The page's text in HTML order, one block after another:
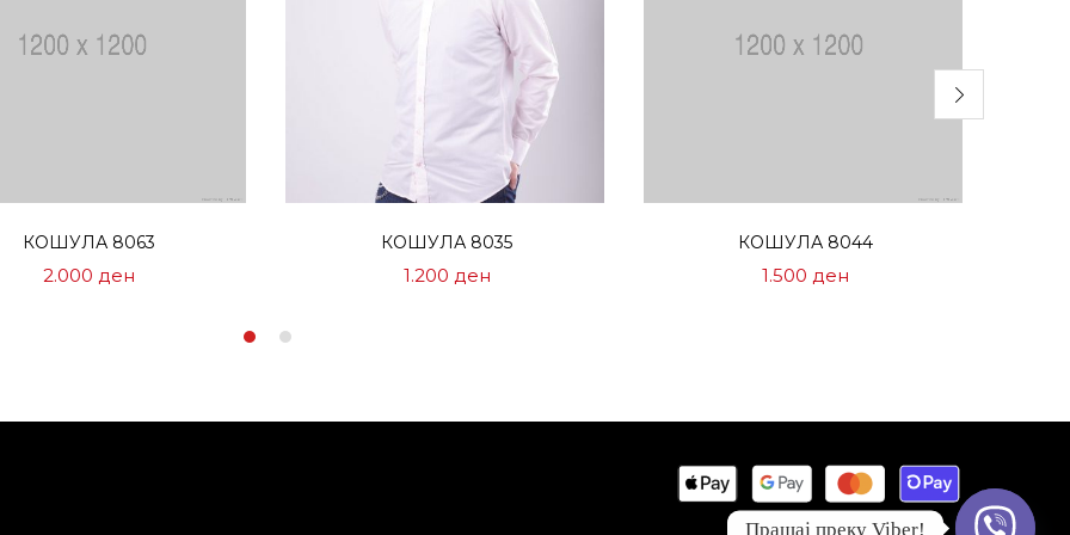
КОШУЛА 8063
2.000 ден
КОШУЛА 8035
1.200 ден
КОШУЛА 8044
1.500 ден
Прашај преку Viber!